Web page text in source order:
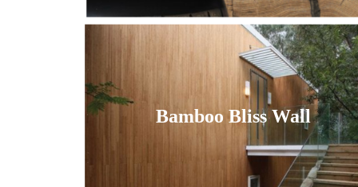
Bamboo Bliss Wall
Bamboo Bliss Wall